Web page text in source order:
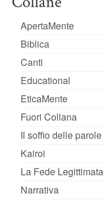
ApertaMente
Biblica
Canti
Educational
EticaMente
Fuori Collana
Il soffio delle parole
Kairoi
La Fede Legittimata
Narrativa